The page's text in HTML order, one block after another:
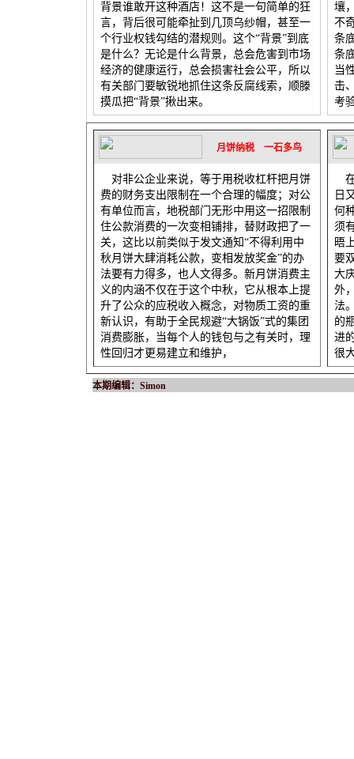
背景谁敢开这种酒店！这不是一句简单的狂
言，背后很可能牵扯到几顶乌纱帽，甚至一
个行业权钱勾结的潜规则。这个“背景”到底
是什么？无论是什么背景，总会危害到市场
经济的健康运行，总会损害社会公平，所以
有关部门要敏锐地抓住这条反腐线索，顺滕
摸瓜把“背景”揪出来。
壤
不
条
条
当
击
考
月饼纳税 一石多鸟
对非公企业来说，等于用税收杠杆把月饼
费的财务支出限制在一个合理的幅度；对公
有单位而言，地税部门无形中用这一招限制
住公款消费的一次变相铺排，替财政把了一
关，这比以前类似于发文通知“不得利用中
秋月饼大肆消耗公款，变相发放奖金”的办
法要有力得多，也人文得多。新月饼消费主
义的内涵不仅在于这个中秋，它从根本上提
升了公众的应税收入概念，对物质工资的重
新认识，有助于全民规避“大锅饭”式的集团
消费膨胀，当每个人的钱包与之有关时，理
性回归才更易建立和维护，
在
日
何
须
晤
要
大
外
法
的
进
很
本期编辑：Simon